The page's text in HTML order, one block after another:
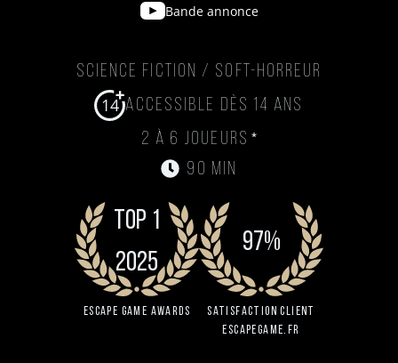
Bande annonce
Science Fiction / Soft-Horreur
14 Accessible dès 14 ans
2 à 6 joueurs *
90 min
TOP 1
2025
Escape Game Awards
97%
Satisfaction client
EscapeGame.fr